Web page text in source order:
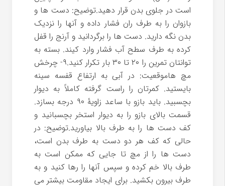
است در جلوی بدن قرار دهید.توضیح: دست ها و
بازوان را به طرف ران فشار داده و آنها را نزدیک
بدن نگه دارید. دست ها را برگردانید و آرنج را قفل
کرده به طرف سطح آب فشار وارد کیند. بسته به
توانتان تمرین را ۲۰ تا ۳۰ بار تکرار کنید.۹- چرخش
مچ هاموقعیت: در آبی به ارتفاع قفسه سینه
بایستید. کمرتان را راست گرفته کاملاً به دیوار
بچسبید. باید بازو با ساعد زاویۀ ۹۰ درجه بسازد.
قسمت بالای بازو را به دیوار استخر بچسبانید و
کف دست ها را به طرف بالا بیاورید.توضیح: در
حالی که کف هر دو دست به طرف بدن است،
دست ها را از مچ تا جایی که ممکن است به
طرف بالا خم کرده و سپس آنها را رها کنید و به
طرف بیرون بکشید. برای ایجاد مقاومت بیشتر می